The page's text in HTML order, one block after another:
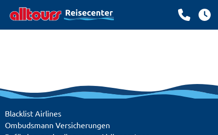
Blacklist Airlines
Ombudsmann Versicherungen